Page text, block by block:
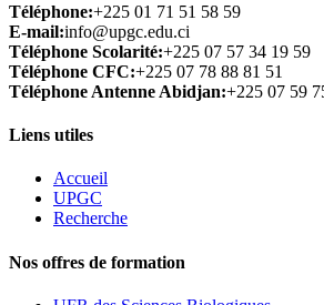
Téléphone:+225 01 71 51 58 59
E-mail:info@upgc.edu.ci
Téléphone Scolarité:+225 07 57 34 19 59
Téléphone CFC:+225 07 78 88 81 51
Téléphone Antenne Abidjan:+225 07 59
Liens utiles
Accueil
UPGC
Recherche
Nos offres de formation